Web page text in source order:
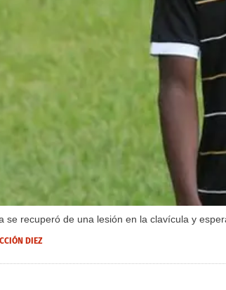
se recuperó de una lesión en la clavícula y
DIEZ